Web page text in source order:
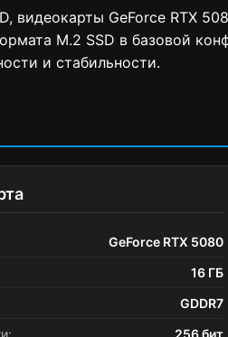
видеокарты GeForce RTX
M.2 SSD в базовой
и стабильности.
GeForce RTX 5080
16 ГБ
GDDR7
256 бит